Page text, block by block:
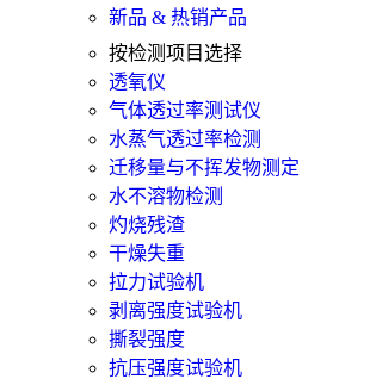
新品 & 热销产品
按检测项目选择
透氧仪
气体透过率测试仪
水蒸气透过率检测
迁移量与不挥发物测定
水不溶物检测
灼烧残渣
干燥失重
拉力试验机
剥离强度试验机
撕裂强度
抗压强度试验机